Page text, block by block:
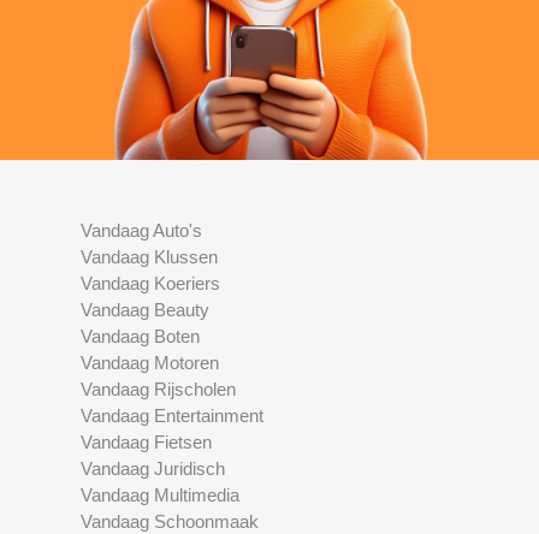
Vandaag Auto's
Vandaag Klussen
Vandaag Koeriers
Vandaag Beauty
Vandaag Boten
Vandaag Motoren
Vandaag Rijscholen
Vandaag Entertainment
Vandaag Fietsen
Vandaag Juridisch
Vandaag Multimedia
Vandaag Schoonmaak